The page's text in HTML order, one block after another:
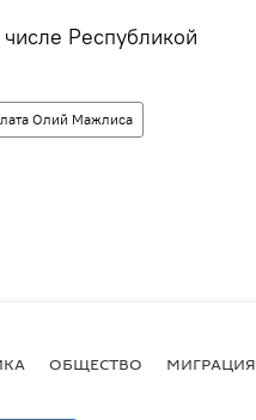
Республикой
Олий Мажлиса
ОБЩЕСТВО МИГРАЦИЯ